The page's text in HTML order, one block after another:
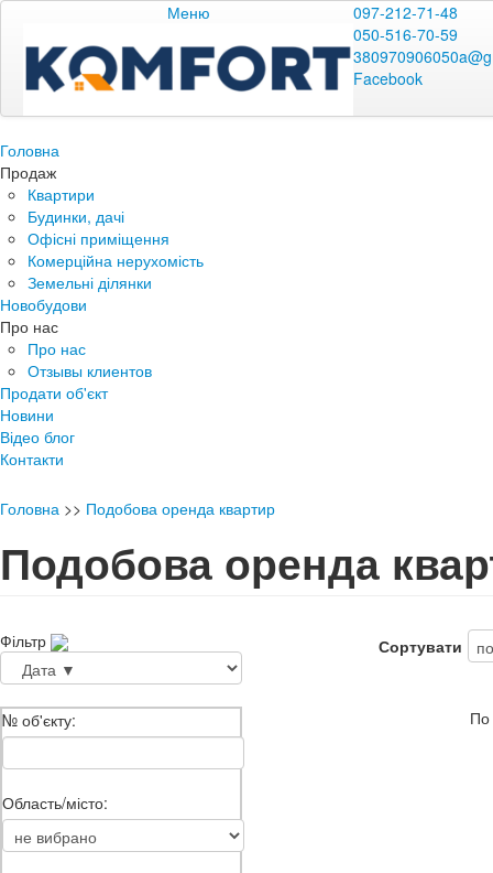
Меню
097-212-71-48
050-516-70-59
Facebook
Головна
Продаж
Квартири
Будинки, дачі
Офісні приміщення
Комерційна нерухомість
Земельні ділянки
Новобудови
Про нас
Про нас
Отзывы клиентов
Продати об'єкт
Новини
Відео блог
Контакти
Головна >> Подобова оренда квартир
Подобова оренда
Фільтр
№ об'єкту:
Область/місто:
Сортувати
По